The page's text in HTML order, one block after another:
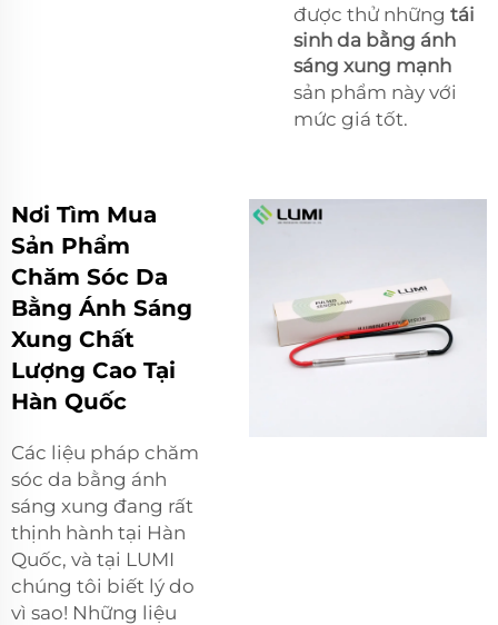
được thử những tái
sinh da bằng ánh
sáng xung mạnh
sản phẩm này với
mức giá tốt.
Nơi Tìm Mua
Sản Phẩm
Chăm Sóc Da
Bằng Ánh Sáng
Xung Chất
Lượng Cao Tại
Hàn Quốc
Các liệu pháp chăm
sóc da bằng ánh
sáng xung đang rất
thịnh hành tại Hàn
Quốc, và tại LUMI
chúng tôi biết lý do
vì sao! Những liệu